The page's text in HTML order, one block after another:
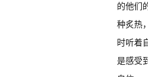
的他们
种炙热
时听着
是感受